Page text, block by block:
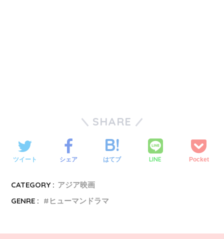
SHARE
ツイート シェア はてブ LINE Pocket
CATEGORY : アジア映画
GENRE :
ヒューマンドラマ